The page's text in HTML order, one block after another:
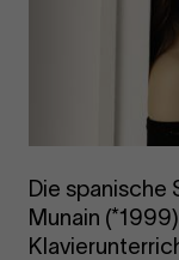
Die spanische
Munain